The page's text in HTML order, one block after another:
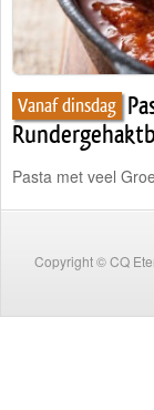
Contact
Nieuwsbrief
Vanaf dinsdag
Pasta met veel
Copyright © CQ